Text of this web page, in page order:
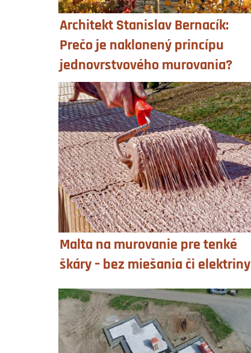
Architekt Stanislav Bernacík:
Prečo je naklonený princípu
jednovrstvového murovania?
Malta na murovanie pre tenké
škáry – bez miešania či elektriny